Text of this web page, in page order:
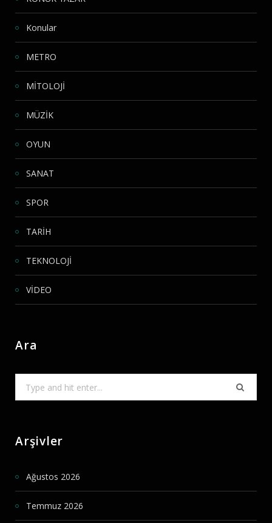
Konular
METRO
MİTOLOJİ
MÜZİK
OYUN
SANAT
SPOR
TARİH
TEKNOLOJİ
VİDEO
Ara
Arşivler
Ağustos 2026
Temmuz 2026